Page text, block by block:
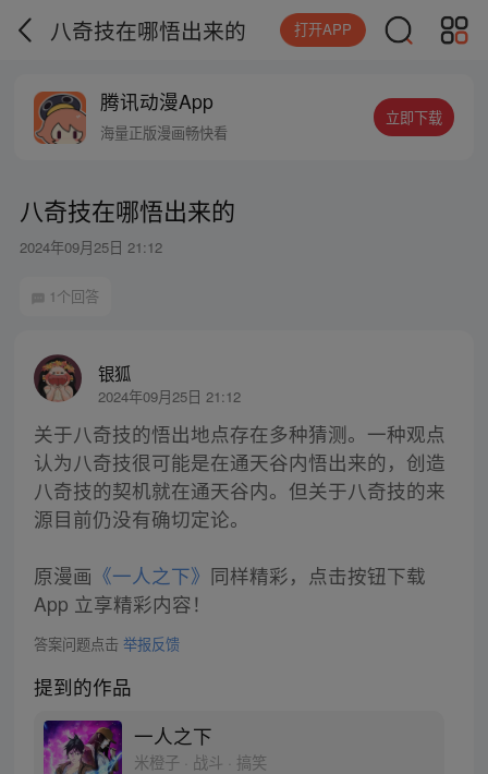
八奇技在哪悟出来的 打开APP
腾讯动漫App
海量正版漫画畅快看
立即下载
八奇技在哪悟出来的
2024年09月25日 21:12
1个回答
银狐
2024年09月25日 21:12
关于八奇技的悟出地点存在多种猜测。一种观点
认为八奇技很可能是在通天谷内悟出来的，创造
八奇技的契机就在通天谷内。但关于八奇技的来
源目前仍没有确切定论。
原漫画 《一人之下》 同样精彩，点击按钮下载
App 立享精彩内容！
答案问题点击 举报反馈
提到的作品
一人之下
米橙子 · 战斗 · 搞笑